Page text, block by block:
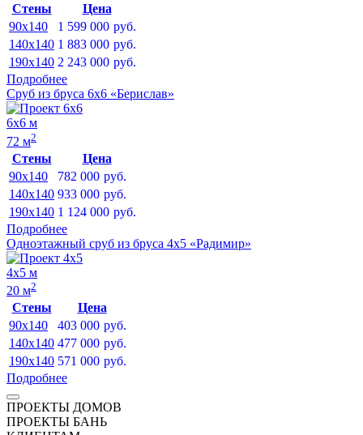
Стены
Цена
90x140
1 599 000 руб.
140x140 1 883 000 руб.
190x140 2 243 000 руб.
Подробнее
Сруб из бруса 6х6 «Берислав»
6х6 м
72 м2
Стены
Цена
90x140
782 000 руб.
140x140 933 000 руб.
190x140 1 124 000 руб.
Подробнее
Одноэтажный сруб из бруса 4х5 «Радимир»
4х5 м
20 м2
Стены
Цена
90x140
403 000 руб.
140x140 477 000 руб.
190x140 571 000 руб.
Подробнее
ПРОЕКТЫ ДОМОВ
ПРОЕКТЫ БАНЬ